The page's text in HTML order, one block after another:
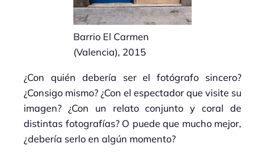
Barrio El Carmen
(Valencia), 2015
¿Con quién debería ser el fotógrafo sincero?
¿Consigo mismo? ¿Con el espectador que visite su
imagen? ¿Con un relato conjunto y coral de
distintas fotografías? O puede que mucho mejor,
¿debería serlo en algún momento?